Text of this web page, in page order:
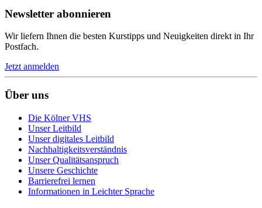
Newsletter abonnieren
Wir liefern Ihnen die besten Kurstipps und Neuigkeiten direkt in Ihr
Postfach.
Jetzt anmelden
Über uns
Die Kölner VHS
Unser Leitbild
Unser digitales Leitbild
Nachhaltigkeitsverständnis
Unser Qualitätsanspruch
Unsere Geschichte
Barrierefrei lernen
Informationen in Leichter Sprache